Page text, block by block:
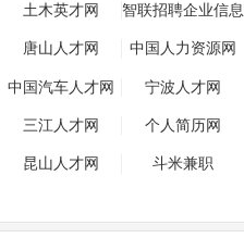
土木英才网 智联招聘企业信息
唐山人才网 中国人力资源网
中国汽车人才网 宁波人才网
三江人才网 个人简历网
昆山人才网 斗米兼职